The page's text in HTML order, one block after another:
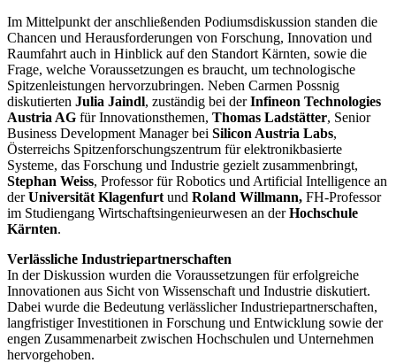
Im Mittelpunkt der anschließenden Podiumsdiskussion standen die
Chancen und Herausforderungen von Forschung, Innovation und
Raumfahrt auch in Hinblick auf den Standort Kärnten, sowie die
Frage, welche Voraussetzungen es braucht, um technologische
Spitzenleistungen hervorzubringen. Neben Carmen Possnig
diskutierten Julia Jaindl, zuständig bei derInfineon Technologies
Austria AG für Innovationsthemen, Thomas Ladstätter, Senior
Business Development Manager bei Silicon Austria Labs,
Österreichs Spitzenforschungszentrum für elektronikbasierte
Systeme, das Forschung und Industrie gezielt zusammenbringt,
Stephan Weiss, Professor für Robotics und Artificial Intelligence an
derUniversität Klagenfurt und Roland Willmann, FH-Professor
im Studiengang Wirtschaftsingenieurwesen an derHochschule
Kärnten.
Verlässliche Industriepartnerschaften
In der Diskussion wurden die Voraussetzungen für erfolgreiche
Innovationen aus Sicht von Wissenschaft und Industrie diskutiert.
Dabei wurde die Bedeutung verlässlicher Industriepartnerschaften,
langfristiger Investitionen in Forschung und Entwicklung sowie der
engen Zusammenarbeit zwischen Hochschulen und Unternehmen
hervorgehoben.